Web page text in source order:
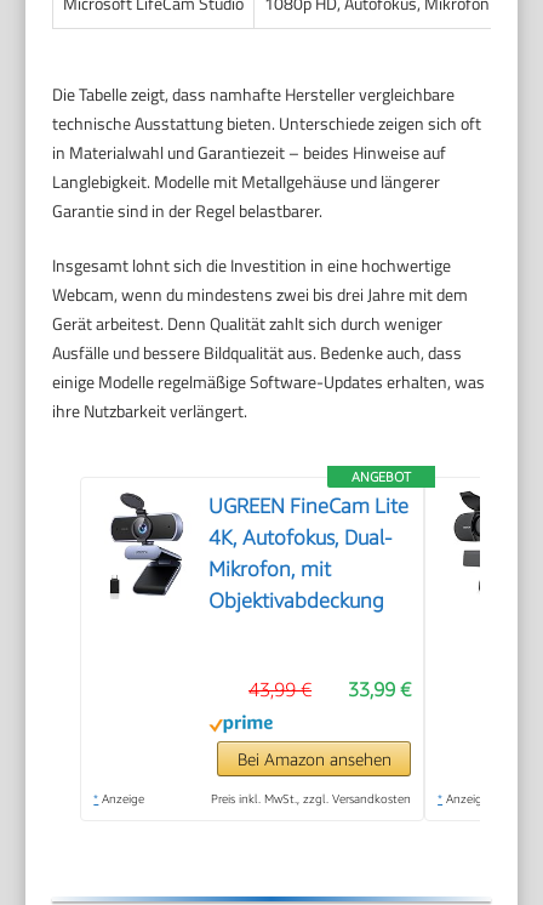
Die Tabelle zeigt, dass namhafte Hersteller vergleichbare
technische Ausstattung bieten. Unterschiede zeigen sich oft
in Materialwahl und Garantiezeit – beides Hinweise auf
Langlebigkeit. Modelle mit Metallgehäuse und längerer
Garantie sind in der Regel belastbarer.
Insgesamt lohnt sich die Investition in eine hochwertige
Webcam, wenn du mindestens zwei bis drei Jahre mit dem
Gerät arbeitest. Denn Qualität zahlt sich durch weniger
Ausfälle und bessere Bildqualität aus. Bedenke auch, dass
einige Modelle regelmäßige Software-Updates erhalten, was
ihre Nutzbarkeit verlängert.
ANGEBOT
UGREEN FineCam Lite
4K, Autofokus, Dual-
Mikrofon, mit
Objektivabdeckung
33,99 €
43,99 €
Bei Amazon ansehen
* Anzeige Preis inkl. MwSt., zzgl. Versandkosten * Anzeige